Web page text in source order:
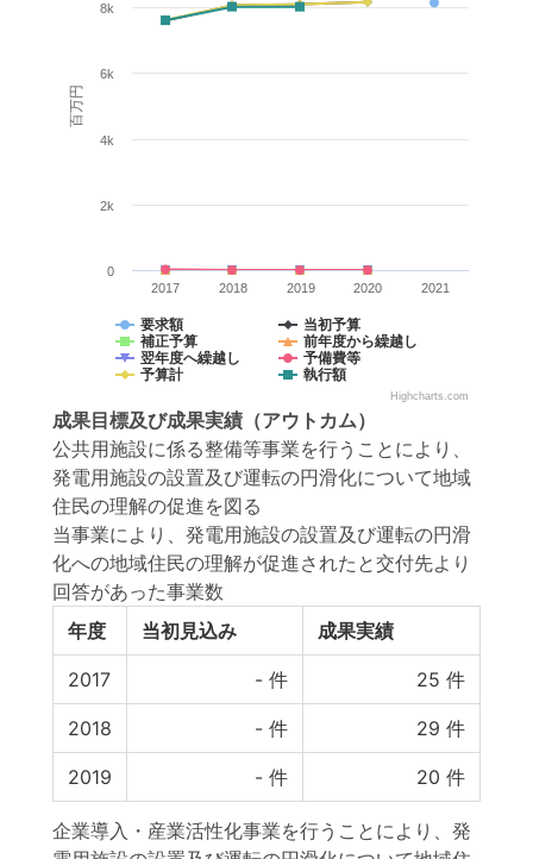
百万円
要求額
当初予算
補正予算
前年度から繰越し
翌年度へ繰越し
予備費等
予算計
執行額
2017 2018 2019 2020 2021
0
2k
4k
6k
8k
Highcharts.com
成果目標及び成果実績 （アウトカム）
公共用施設に係る整備等事業を行うことにより、
発電用施設の設置及び運転の円滑化について地域
住民の理解の促進を図る
当事業により、発電用施設の設置及び運転の円滑
化への地域住民の理解が促進されたと交付先より
回答があった事業数
年度
当初見込み 成果実績
2017 - 件 25 件
2018 - 件 29 件
2019 - 件 20 件
企業導入・産業活性化事業を行うことにより、発